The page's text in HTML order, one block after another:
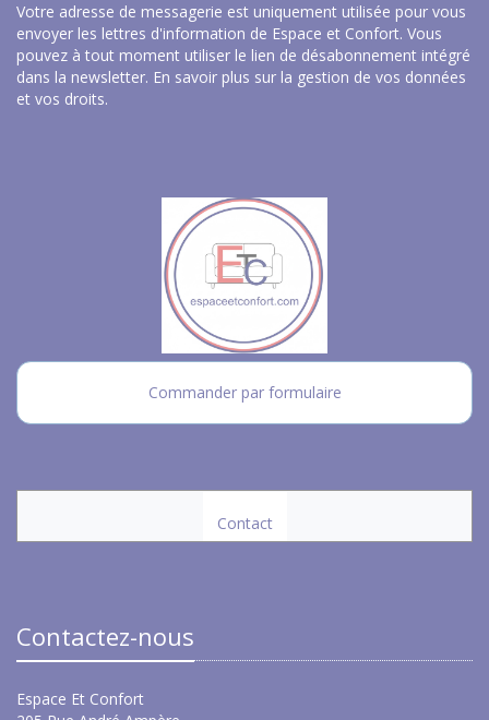
Votre adresse de messagerie est uniquement utilisée pour vous
envoyer les lettres d'information de Espace et Confort. Vous
pouvez à tout moment utiliser le lien de désabonnement intégré
dans la newsletter. En savoir plus sur la gestion de vos données
et vos droits.
Commander par formulaire
Contact
Contactez-nous
Espace Et Confort